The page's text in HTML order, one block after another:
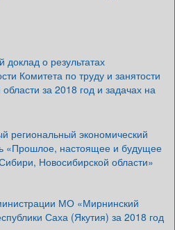
доклад о результатах
Комитета по труду и занятости
области за 2018 год и задачах на
региональный экономический
«Прошлое, настоящее и будущее
Новосибирской области»
МО «Мирнинский
Саха (Якутия) за 2018 год